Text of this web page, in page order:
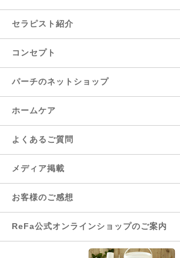
セラピスト紹介
コンセプト
パーチのネットショップ
ホームケア
よくあるご質問
メディア掲載
お客様のご感想
ReFa公式オンラインショップのご案内